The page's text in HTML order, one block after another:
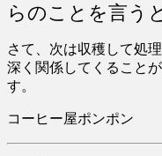
らのことを言う
さて、次は収穫して処
深く関係してくること
す。
コーヒー屋ポンポン